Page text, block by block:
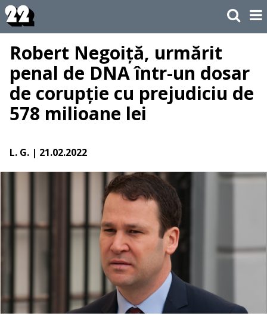
Robert Negoiță, urmărit
penal de DNA într-un dosar
de corupție cu prejudiciu de
578 milioane lei
L. G. | 21.02.2022